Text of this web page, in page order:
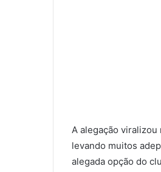
A alegação
levando muitos
alegada opção do